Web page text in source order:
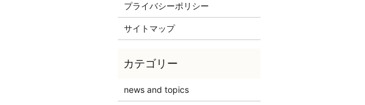
プライバシーポリシー
サイトマップ
news and topics